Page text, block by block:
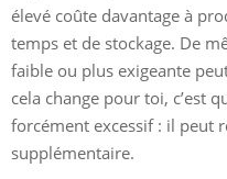
élevé coûte davantage à
temps et de stockage. De
faible ou plus exigeante
cela change pour toi, c’est
forcément excessif : il peut
supplémentaire.